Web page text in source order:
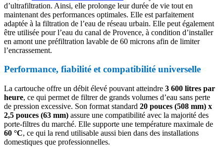
d’ultrafiltration. Ainsi, elle prolonge leur durée de vie tout en
maintenant des performances optimales. Elle est parfaitement
adaptée à la filtration de l’eau de réseau urbain. Elle peut également
être utilisée pour l’eau du canal de Provence, à condition d’installer
en amont une préfiltration lavable de 60 microns afin de limiter
l’encrassement.
Performance, fiabilité et compatibilité universelle
La cartouche offre un débit élevé pouvant atteindre 3 600 litres par
heure, ce qui permet de filtrer de grands volumes d’eau sans perte
de pression excessive. Son format standard 20 pouces (508 mm) x
2,5 pouces (63 mm) assure une compatibilité avec la majorité des
porte-filtres du marché. Elle supporte une température maximale de
60 °C, ce qui la rend utilisable aussi bien dans des installations
domestiques que professionnelles.